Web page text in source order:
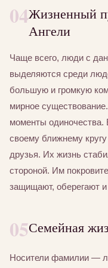
04Жизненный
Ангели
Чаще всего, люди с
выделяются среди
большую и громкую
мирное
моменты одиночества.
своему ближнему
друзья. Их жизнь
стороной. Им
защищают, оберегают
05Семейная
Носители фамилии —